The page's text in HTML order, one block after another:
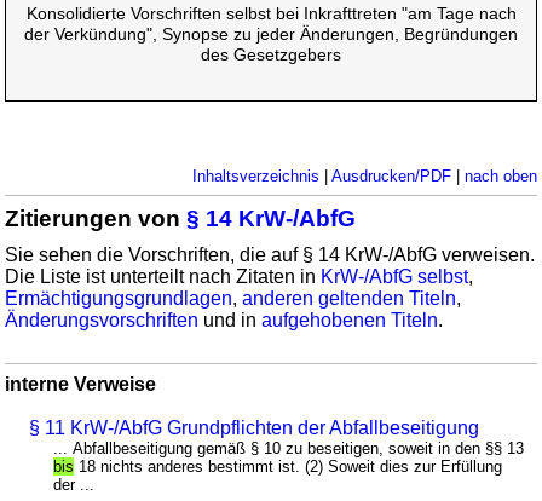
Konsolidierte Vorschriften selbst bei Inkrafttreten "am Tage nach
der Verkündung", Synopse zu jeder Änderungen, Begründungen
des Gesetzgebers
Inhaltsverzeichnis Ausdrucken/PDF| nach oben
Zitierungen von§ 14 KrW-/AbfG
Sie sehen die Vorschriften, die auf § 14 KrW-/AbfG verweisen.
Die Liste ist unterteilt nach Zitaten in KrW-/AbfG selbst,
Ermächtigungsgrundlagen,anderen geltenden Titeln,
Änderungsvorschriften und inaufgehobenen Titeln.
interne Verweise
§ 11 KrW-/AbfG Grundpflichten der Abfallbeseitigung
... Abfallbeseitigung gemäß § 10 zu beseitigen, soweit in den §§ 13
bis 18 nichts anderes bestimmt ist. (2) Soweit dies zur Erfüllung
der ...